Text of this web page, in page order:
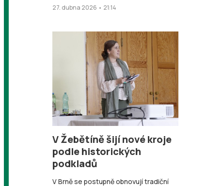
27. dubna 2026 • 21:14
V Žebětíně šijí nové kroje
podle historických
podkladů
V Brně se postupně obnovují tradiční